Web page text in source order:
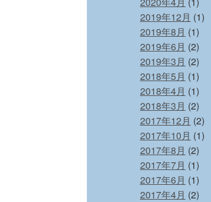
2019年12月 (1)
2019年8月 (1)
2019年6月 (2)
2019年3月 (2)
2018年5月 (1)
2018年4月 (1)
2018年3月 (2)
2017年12月 (2)
2017年10月 (1)
2017年8月 (2)
2017年7月 (1)
2017年6月 (1)
2017年4月 (2)